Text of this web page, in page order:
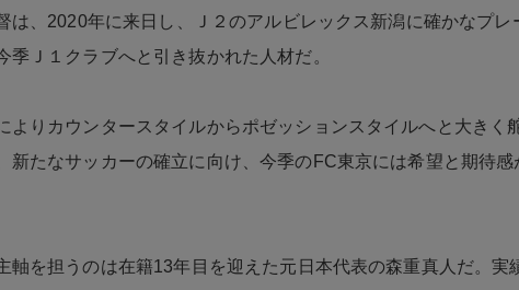
は、2020年に来日し、Ｊ２のアルビレックス新潟に確かなプレ
季Ｊ１クラブへと引き抜かれた人材だ。
よりカウンタースタイルからポゼッションスタイルへと大きく
新たなサッカーの確立に向け、今季のFC東京には希望と期待感
軸を担うのは在籍13年目を迎えた元日本代表の森重真人だ。実